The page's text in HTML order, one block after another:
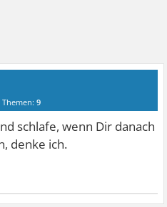
Themen:9
schlafe, wenn Dir danach
denke ich.